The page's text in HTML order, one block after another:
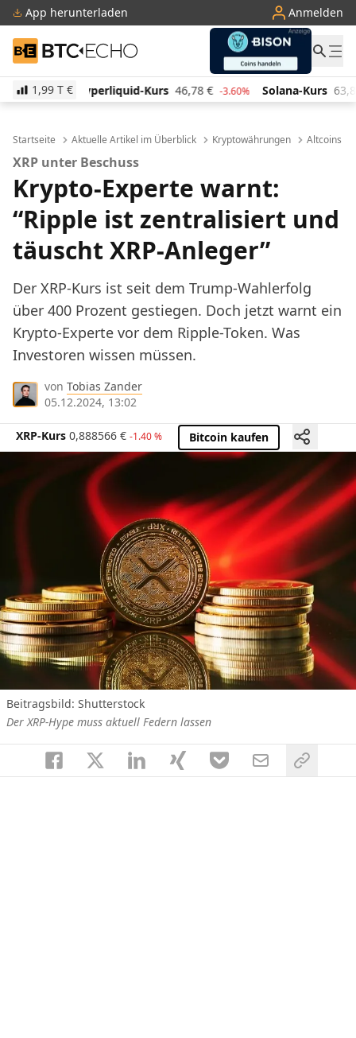
App herunterladen Anmelden
BTC-ECHO
1,99 T €
Kurs 46,78 -3.60% Solana-Kurs 63,89 € 1.40% TRON-Kurs
Startseite Aktuelle Artikel im Überblick Kryptowährungen Altcoins
XRP unter Beschuss
Krypto-Experte warnt:
“Ripple ist zentralisiert und
täuscht XRP-Anleger”
Der XRP-Kurs ist seit dem Trump-Wahlerfolg
über 400 Prozent gestiegen. Doch jetzt warnt ein
Krypto-Experte vor dem Ripple-Token. Was
Investoren wissen müssen.
von Tobias Zander
05.12.2024, 13:02
XRP-Kurs 0,888566 € -1.40 % Bitcoin kaufen
Beitragsbild: Shutterstock
Der XRP-Hype muss aktuell Federn lassen